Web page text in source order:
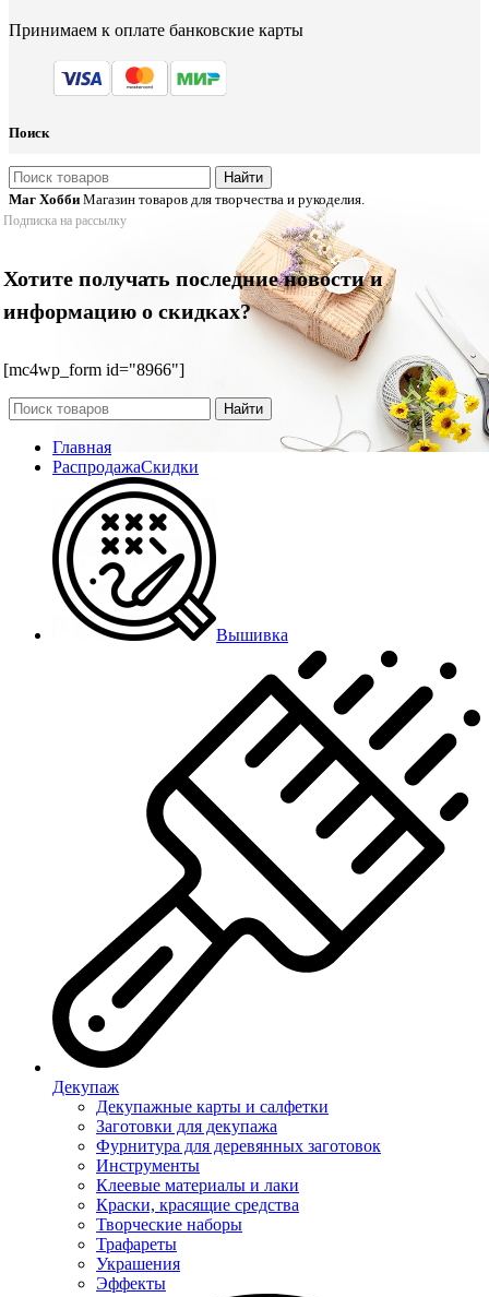
Принимаем к оплате банковские карты
Поиск
Найти
Маг Хобби Магазин товаров для творчества и рукоделия.
Подписка на рассылку
Хотите получать последние новости и
информацию о скидках?
[mc4wp_form id="8966"]
Найти
Главная
РаспродажаСкидки
Вышивка
Декупаж
Декупажные карты и салфетки
Заготовки для декупажа
Фурнитура для деревянных заготовок
Инструменты
Клеевые материалы и лаки
Краски, красящие средства
Творческие наборы
Трафареты
Украшения
Эффекты